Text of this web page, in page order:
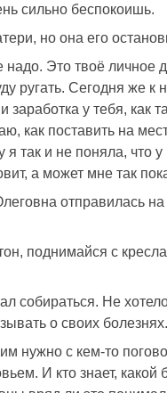
сильно беспокоишь.
но она его
Это твоё личное
ругать. Сегодня же к
заработка у тебя, как
как поставить на
я так и не поняла,
а может мне так
отправилась
поднимайся с
собираться. Не
о своих болезнях.
нужно с кем-то
И кто знает, какой